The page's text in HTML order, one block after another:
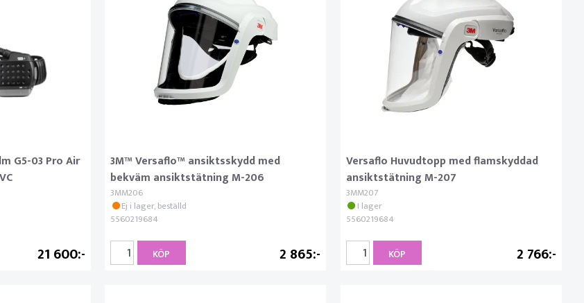
G5-03 Pro Air
21 600
3M™ Versaflo™ ansiktsskydd med
bekväm ansiktstätning M-206
3MM206
Ej i lager, beställd
5560219684
2 865
KÖP
Versaflo Huvudtopp med flamskyddad
ansiktstätning M-207
3MM207
I lager
5560219684
2 766
KÖP